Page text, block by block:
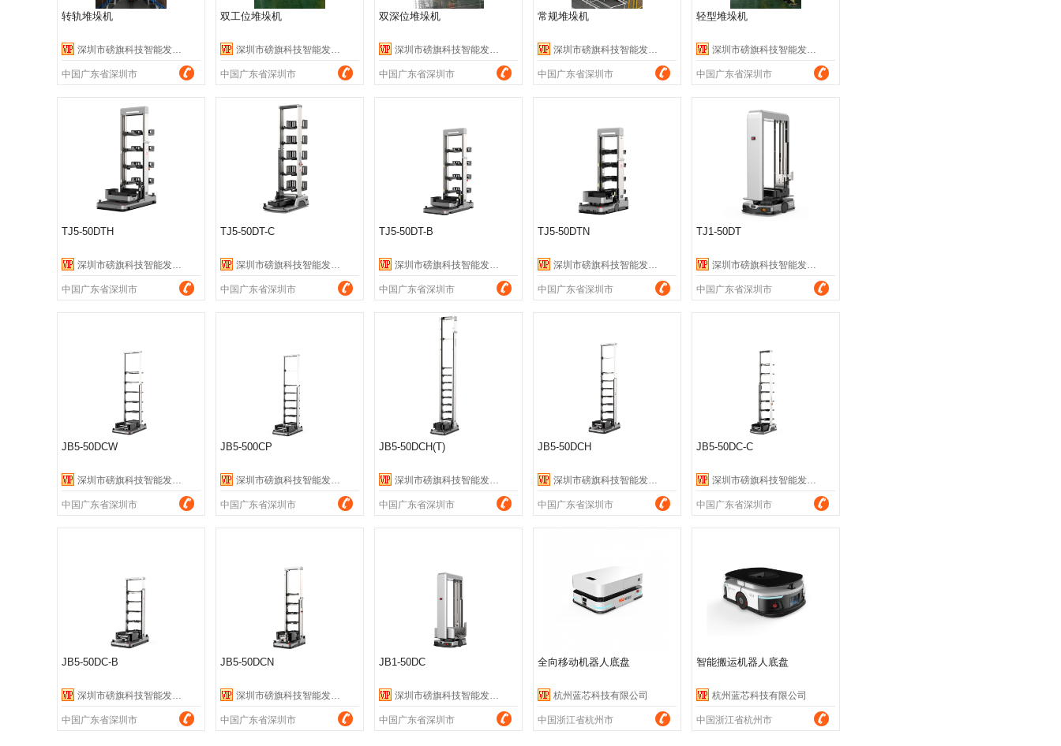
转轨堆垛机
深圳市磅旗科技智能发展有限公司
中国广东省深圳市
双工位堆垛机
深圳市磅旗科技智能发展有限公司
中国广东省深圳市
双深位堆垛机
深圳市磅旗科技智能发展有限公司
中国广东省深圳市
常规堆垛机
深圳市磅旗科技智能发展有限公司
中国广东省深圳市
轻型堆垛机
深圳市磅旗科技智能发展有限公司
中国广东省深圳市
TJ5-50DTH
深圳市磅旗科技智能发展有限公司
中国广东省深圳市
TJ5-50DT-C
深圳市磅旗科技智能发展有限公司
中国广东省深圳市
TJ5-50DT-B
深圳市磅旗科技智能发展有限公司
中国广东省深圳市
TJ5-50DTN
深圳市磅旗科技智能发展有限公司
中国广东省深圳市
TJ1-50DT
深圳市磅旗科技智能发展有限公司
中国广东省深圳市
JB5-50DCW
深圳市磅旗科技智能发展有限公司
中国广东省深圳市
JB5-500CP
深圳市磅旗科技智能发展有限公司
中国广东省深圳市
JB5-50DCH(T)
深圳市磅旗科技智能发展有限公司
中国广东省深圳市
JB5-50DCH
深圳市磅旗科技智能发展有限公司
中国广东省深圳市
JB5-50DC-C
深圳市磅旗科技智能发展有限公司
中国广东省深圳市
JB5-50DC-B
深圳市磅旗科技智能发展有限公司
中国广东省深圳市
JB5-50DCN
深圳市磅旗科技智能发展有限公司
中国广东省深圳市
JB1-50DC
深圳市磅旗科技智能发展有限公司
中国广东省深圳市
全向移动机器人底盘
杭州蓝芯科技有限公司
中国浙江省杭州市
智能搬运机器人底盘
杭州蓝芯科技有限公司
中国浙江省杭州市